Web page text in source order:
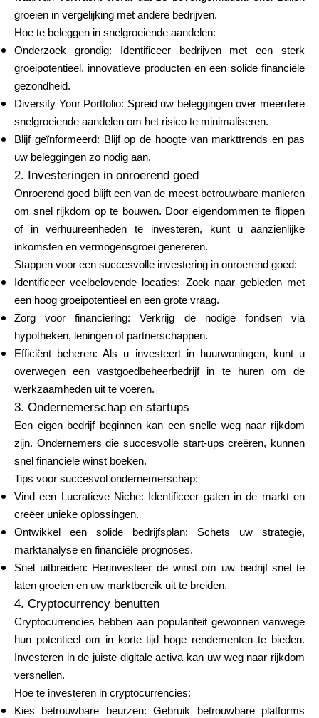
+372 712 2955
groeien in vergelijking met andere bedrijven.
Hoe te beleggen in snelgroeiende aandelen:
Onderzoek grondig: Identificeer bedrijven met een sterk
groeipotentieel, innovatieve producten en een solide financiële
gezondheid.
Diversify Your Portfolio: Spreid uw beleggingen over meerdere
snelgroeiende aandelen om het risico te minimaliseren.
Blijf geïnformeerd: Blijf op de hoogte van markttrends en pas
uw beleggingen zo nodig aan.
2. Investeringen in onroerend goed
Onroerend goed blijft een van de meest betrouwbare manieren
om snel rijkdom op te bouwen. Door eigendommen te flippen
of in verhuureenheden te investeren, kunt u aanzienlijke
inkomsten en vermogensgroei genereren.
Stappen voor een succesvolle investering in onroerend goed:
Identificeer veelbelovende locaties: Zoek naar gebieden met
een hoog groeipotentieel en een grote vraag.
Zorg voor financiering: Verkrijg de nodige fondsen via
hypotheken, leningen of partnerschappen.
Efficiënt beheren: Als u investeert in huurwoningen, kunt u
overwegen een vastgoedbeheerbedrijf in te huren om de
werkzaamheden uit te voeren.
3. Ondernemerschap en startups
Een eigen bedrijf beginnen kan een snelle weg naar rijkdom
zijn. Ondernemers die succesvolle start-ups creëren, kunnen
snel financiële winst boeken.
Tips voor succesvol ondernemerschap:
Vind een Lucratieve Niche: Identificeer gaten in de markt en
creëer unieke oplossingen.
Ontwikkel een solide bedrijfsplan: Schets uw strategie,
marktanalyse en financiële prognoses.
Snel uitbreiden: Herinvesteer de winst om uw bedrijf snel te
laten groeien en uw marktbereik uit te breiden.
4. Cryptocurrency benutten
Cryptocurrencies hebben aan populariteit gewonnen vanwege
hun potentieel om in korte tijd hoge rendementen te bieden.
Investeren in de juiste digitale activa kan uw weg naar rijkdom
versnellen.
Hoe te investeren in cryptocurrencies:
Kies betrouwbare beurzen: Gebruik betrouwbare platforms